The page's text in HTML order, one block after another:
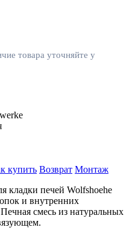
товара уточняйте у
купить Возврат Монтаж
кладки печей Wolfshoehe
и внутренних
смесь из натуральных